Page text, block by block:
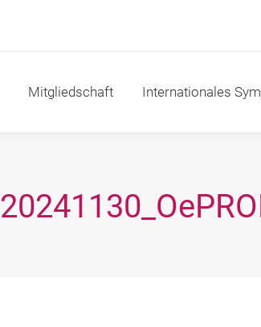
Mitgliedschaft Internationales